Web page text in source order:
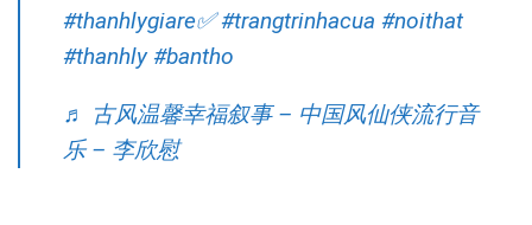
#thanhlygiare✅ #trangtrinhacua #noithat
#thanhly #bantho
♬ 古风温馨幸福叙事 – 中国风仙侠流行音
乐 – 李欣慰